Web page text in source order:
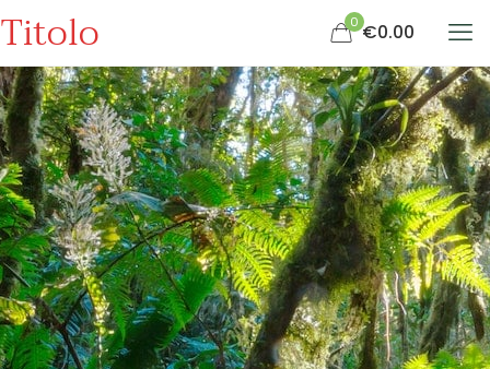
Titolo 0 €0.00